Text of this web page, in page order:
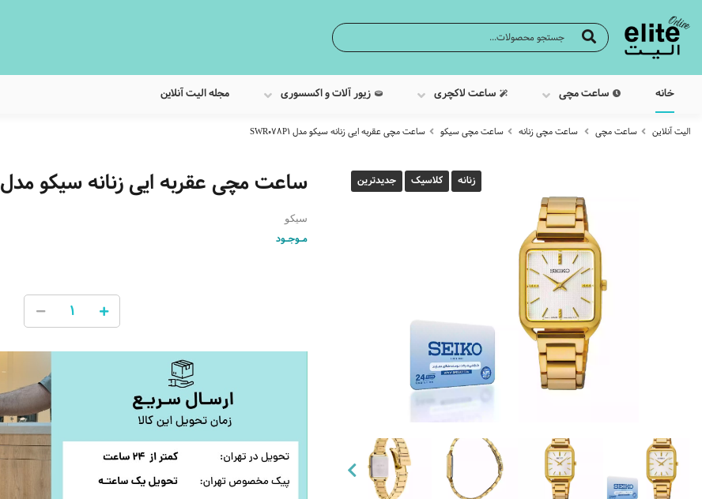
خانه ساعت مچی ساعت لاکچری زیور آلات و اکسسوری مجله الیت آنلاین
الیت آنلاین ساعت مچی ساعت مچی زنانه ساعت مچی سیکو ساعت مچی عقربه ایی زنانه سیکو مدل SWR078P1
زنانه کلاسیک جدیدترین ساعت مچی عقربه ایی زنانه سیکو مدل SWR078P1
سیکو
مـوجـود